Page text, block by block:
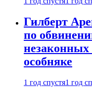
Гилберт
по
незаконных
особняке
1 год спустя1 год